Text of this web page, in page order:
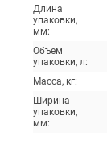
Длина
упаковки,
мм:
Объем
упаковки, л:
Масса, кг:
Ширина
упаковки,
мм: